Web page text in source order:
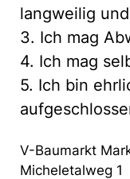
langweilig
3. Ich mag
4. Ich mag
5. Ich bin
V-Baumarkt
Micheletalweg 1